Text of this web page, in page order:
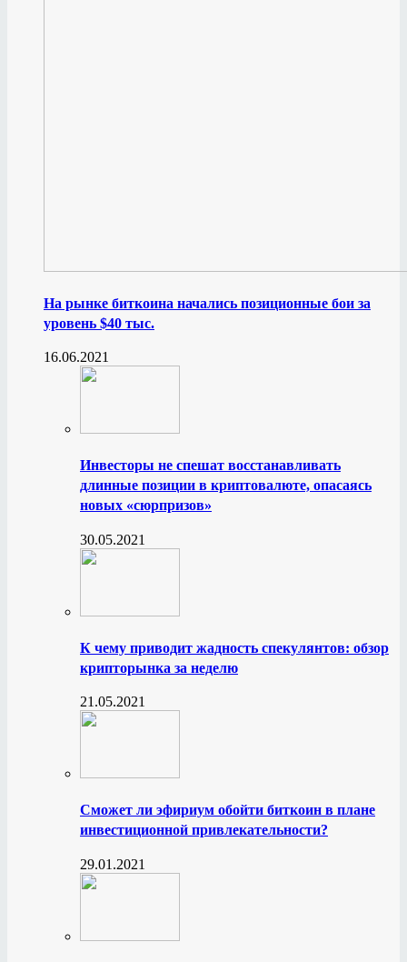
На рынке биткоина начались позиционные бои за
уровень $40 тыс.
16.06.2021
Инвесторы не спешат восстанавливать
длинные позиции в криптовалюте, опасаясь
новых «сюрпризов»
30.05.2021
К чему приводит жадность спекулянтов: обзор
крипторынка за неделю
21.05.2021
Сможет ли эфириум обойти биткоин в плане
инвестиционной привлекательности?
29.01.2021